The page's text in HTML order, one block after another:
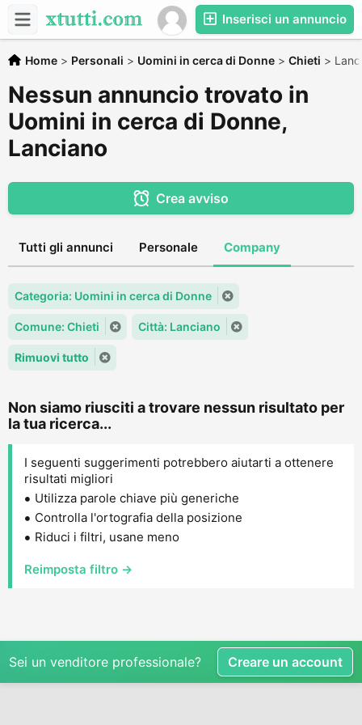
Inserisci un annuncio
Home > Personali > Uomini in cerca di Donne > Chieti >
Nessun annuncio trovato in
Uomini in cerca di Donne,
Lanciano
Crea avviso
Tutti gli annunci Personale Company
Categoria: Uomini in cerca di Donne
Comune: Chieti Città: Lanciano
Rimuovi tutto
Non siamo riusciti a trovare nessun risultato per
la tua ricerca...
I seguenti suggerimenti potrebbero aiutarti a ottenere
risultati migliori
Utilizza parole chiave più generiche
Controlla l'ortografia della posizione
Riduci i filtri, usane meno
Reimposta filtro →
Sei un venditore professionale? Creare un account